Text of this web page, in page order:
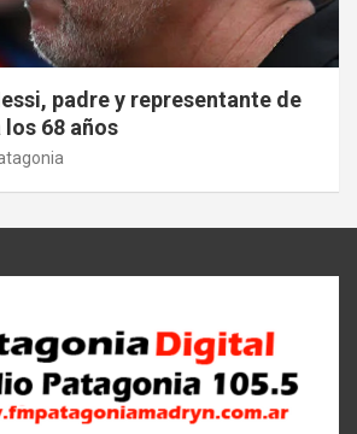
padre y representante de
68 años